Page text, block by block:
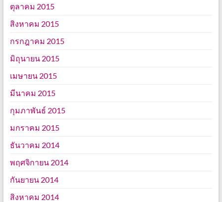
ตุลาคม 2015
สิงหาคม 2015
กรกฎาคม 2015
มิถุนายน 2015
เมษายน 2015
มีนาคม 2015
กุมภาพันธ์ 2015
มกราคม 2015
ธันวาคม 2014
พฤศจิกายน 2014
กันยายน 2014
สิงหาคม 2014